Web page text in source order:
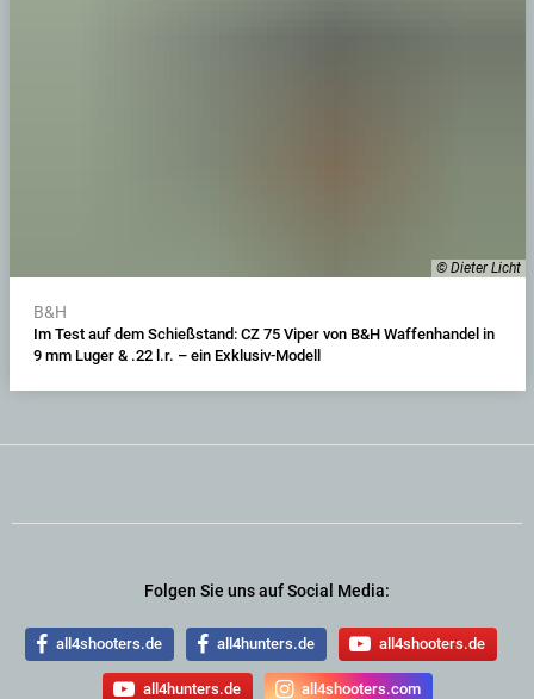
© Dieter Licht
B&H
Im Test auf dem Schießstand: CZ 75 Viper von B&H Waffenhandel in
9 mm Luger & .22 l.r. – ein Exklusiv-Modell
Folgen Sie uns auf Social Media:
all4shooters.de all4hunters.de all4shooters.de
all4hunters.de all4shooters.com